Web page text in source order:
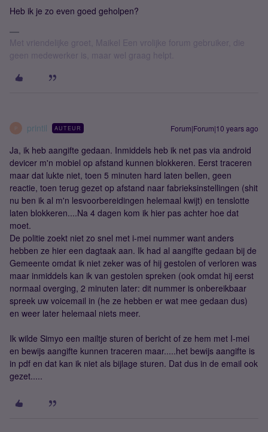
Heb ik je zo even goed geholpen?
Met vriendelijke groet, Maikel Een vrolijke forum gebruiker, die
geen medewerker is, maar wel graag helpt.
P printil AUTEUR Forum|Forum|10 years ago
Ja, ik heb aangifte gedaan. Inmiddels heb ik net pas via android
devicer m'n mobiel op afstand kunnen blokkeren. Eerst traceren
maar dat lukte niet, toen 5 minuten hard laten bellen, geen
reactie, toen terug gezet op afstand naar fabrieksinstellingen (shit
nu ben ik al m'n lesvoorbereidingen helemaal kwijt) en tenslotte
laten blokkeren....Na 4 dagen kom ik hier pas achter hoe dat
moet.
De politie zoekt niet zo snel met i-mei nummer want anders
hebben ze hier een dagtaak aan. Ik had al aangifte gedaan bij de
Gemeente omdat ik niet zeker was of hij gestolen of verloren was
maar inmiddels kan ik van gestolen spreken (ook omdat hij eerst
normaal overging, 2 minuten later: dit nummer is onbereikbaar
spreek uw voicemail in (he ze hebben er wat mee gedaan dus)
en weer later helemaal niets meer.
Ik wilde Simyo een mailtje sturen of bericht of ze hem met I-mei
en bewijs aangifte kunnen traceren maar.....het bewijs aangifte is
in pdf en dat kan ik niet als bijlage sturen. Dat dus in de email ook
gezet.....